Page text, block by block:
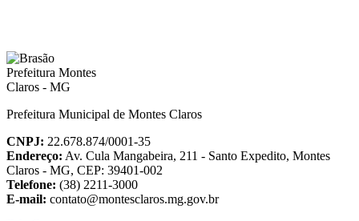
Prefeitura Municipal de Montes Claros
CNPJ: 22.678.874/0001-35
Endereço: Av. Cula Mangabeira, 211 - Santo Expedito, Montes
Claros - MG, CEP: 39401-002
Telefone: (38) 2211-3000
E-mail: contato@montesclaros.mg.gov.br